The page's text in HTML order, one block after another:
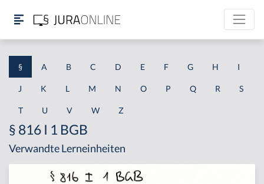
§ A B C D E F G H I
J K L M N O P Q R S
T U V W Z
§ 816 I 1 BGB
Verwandte Lerneinheiten